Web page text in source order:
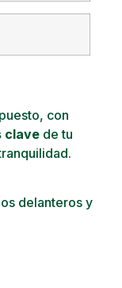
con
clave de tu
delanteros y